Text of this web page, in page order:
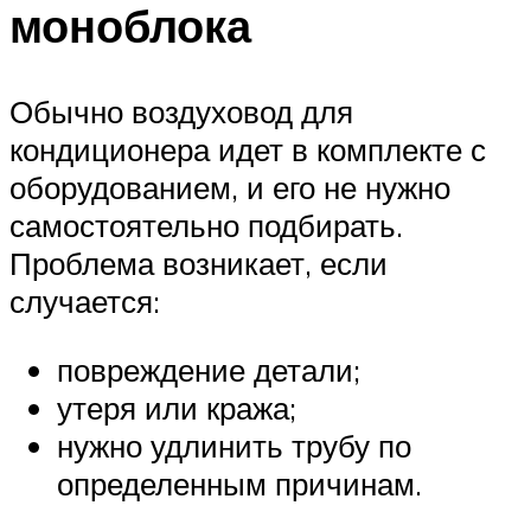
моноблока
Обычно воздуховод для
кондиционера идет в комплекте с
оборудованием, и его не нужно
самостоятельно подбирать.
Проблема возникает, если
случается:
повреждение детали;
утеря или кража;
нужно удлинить трубу по
определенным причинам.